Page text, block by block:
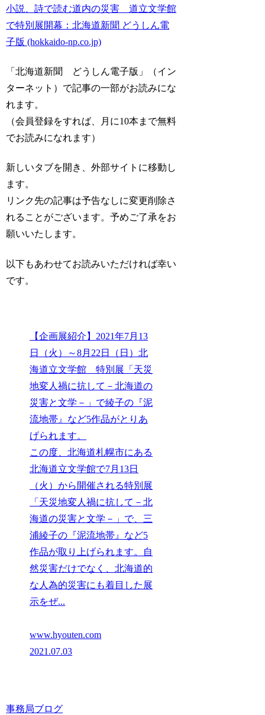
小説、詩で読む道内の災害 道立文学館
で特別展開幕：北海道新聞 どうしん電
子版 (hokkaido-np.co.jp)
「北海道新聞 どうしん電子版」（イン
ターネット）で記事の一部がお読みにな
れます。
（会員登録をすれば、月に10本まで無料
でお読みになれます）
新しいタブを開き、外部サイトに移動し
ます。
リンク先の記事は予告なしに変更削除さ
れることがございます。予めご了承をお
願いいたします。
以下もあわせてお読みいただければ幸い
です。
【企画展紹介】2021年7月13
日（火）～8月22日（日）北
海道立文学館 特別展「天災
地変人禍に抗して－北海道の
災害と文学－」で綾子の『泥
流地帯』など5作品がとりあ
げられます。
この度、北海道札幌市にある
北海道立文学館で7月13日
（火）から開催される特別展
「天災地変人禍に抗して－北
海道の災害と文学－」で、三
浦綾子の『泥流地帯』など5
作品が取り上げられます。自
然災害だけでなく、北海道的
な人為的災害にも着目した展
示をぜ...
www.hyouten.com
2021.07.03
事務局ブログ